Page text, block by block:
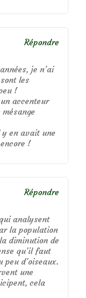
je n’ai
les
!
accenteur
y en avait une
!
Répondre
analysent
la population
diminution de
qu’il faut
peu d’oiseaux.
une
cela
Répondre